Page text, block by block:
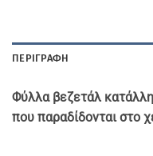
ΠΕΡΙΓΡΑΦΉ
Φύλλα βεζετάλ
που παραδίδονται στο